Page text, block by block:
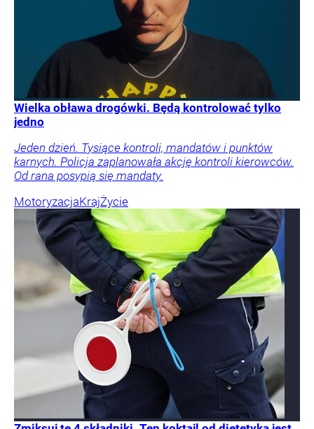
Wielka obława drogówki. Będą kontrolować tylko
jedno
Jeden dzień. Tysiące kontroli, mandatów i punktów
karnych. Policja zaplanowała akcję kontroli kierowców.
Od rana posypią się mandaty.
MotoryzacjaKrajŻycie